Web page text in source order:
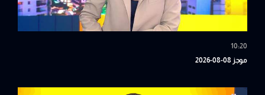
10:20
موجز 08-08-2026